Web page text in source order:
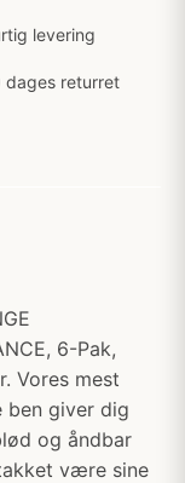
levering
dages returret
6-Pak,
Vores mest
giver dig
og åndbar
være sine